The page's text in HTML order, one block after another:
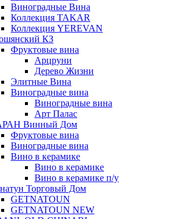
Виноградные Вина
Коллекция TAKAR
Коллекция YEREVAN
КЗ
Фруктовые вина
Арцруни
Дерево Жизни
Элитные Вина
Виноградные вина
Виноградные вина
Арт Палас
Винный Дом
Фруктовые вина
Виноградные вина
Вино в керамике
Вино в керамике
Вино в керамике п/у
Торговый Дом
GETNATOUN
GETNATOUN NEW